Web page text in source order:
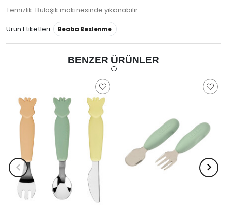
Temizlik: Bulaşık makinesinde yıkanabilir.
Ürün Etiketleri:
Beaba Beslenme
BENZER ÜRÜNLER